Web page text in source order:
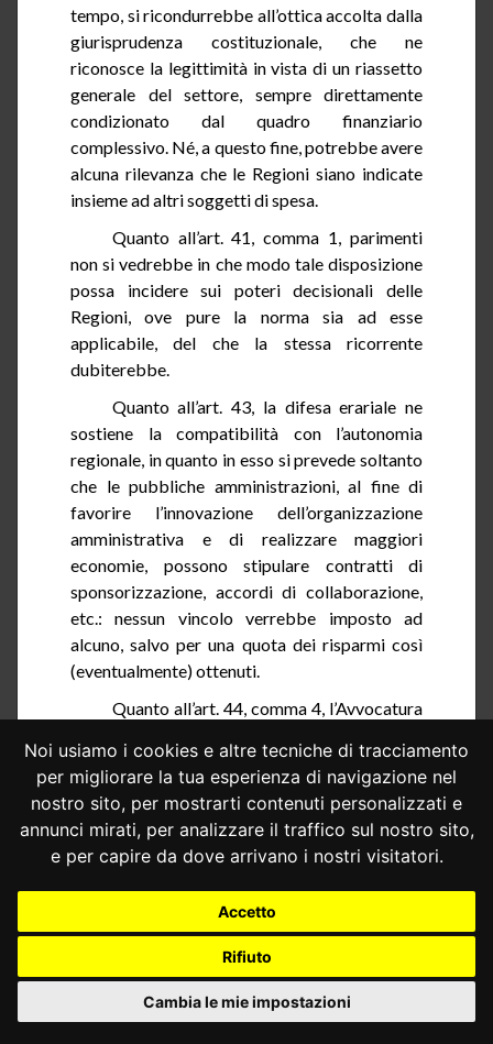
Noi usiamo i cookies e altre tecniche di tracciamento
per migliorare la tua esperienza di navigazione nel
nostro sito, per mostrarti contenuti personalizzati e
annunci mirati, per analizzare il traffico sul nostro sito,
e per capire da dove arrivano i nostri visitatori.
Accetto
Rifiuto
Cambia le mie impostazioni
tempo, si ricondurrebbe all’ottica accolta dalla
giurisprudenza costituzionale, che ne
riconosce la legittimità in vista di un riassetto
generale del settore, sempre direttamente
condizionato dal quadro finanziario
complessivo. Né, a questo fine, potrebbe avere
alcuna rilevanza che le Regioni siano indicate
insiemeadaltri soggetti di spesa.
Quanto all’art.41
, comma 1, parimenti
non si vedrebbe in che modo tale disposizione
possa incidere sui poteri decisionali delle
Regioni, ove pure la norma sia ad esse
applicabile, del che la stessa ricorrente
dubiterebbe.
Quanto all’art.43 , la difesa erariale ne
sostiene la compatibilità con l’autonomia
regionale, in quanto in esso si prevede soltanto
che le pubbliche amministrazioni, al fine di
favorire l’innovazione dell’organizzazione
amministrativa e di realizzare maggiori
economie, possono stipulare contratti di
sponsorizzazione, accordi di collaborazione,
etc.: nessun vincolo verrebbe imposto ad
alcuno, salvo per una quota dei risparmi così
(eventualmente) ottenuti.
Quanto all’art. 44, comma 4, l’Avvocatura
dubbi interpretativi sul testo, ne dia una lettura
particolarmente forte, ritenendolo idoneo a
sottrarre direttamente poteri alle Regioni; al
contrario, la norma richiamerebbe – ai fini
dell’attuazione della delega della legge n. 59
del 1997, relativa alla riorganizzazione degli
apparati centrali – l’obiettivo di una
idonei allo scopo. Secondo l’Avvocatura,
dunque, la legge sulla finanza pubblica era la